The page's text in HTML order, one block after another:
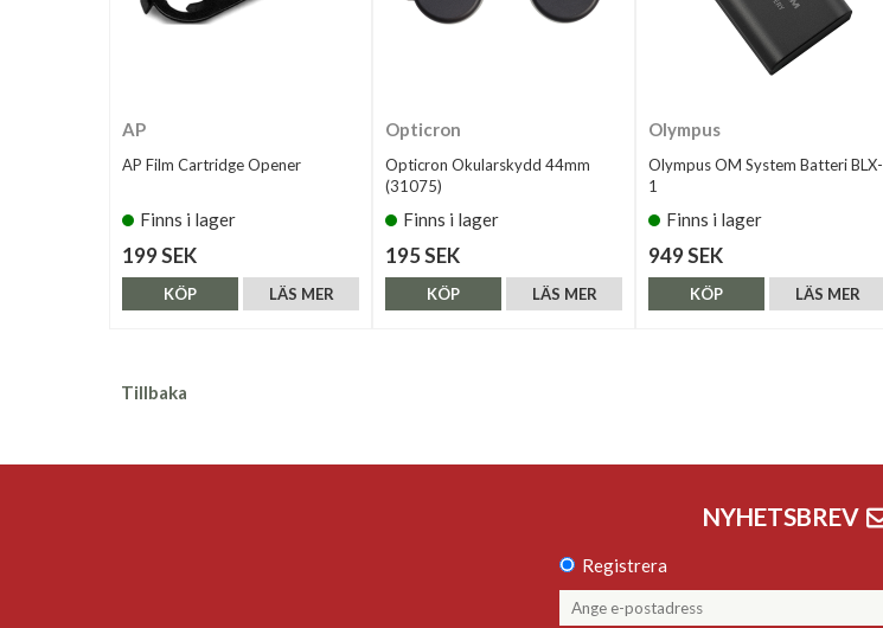
AP
AP Film Cartridge Opener
Finns i lager
199 SEK
LÄS MER
KÖP
Opticron
Opticron Okularskydd 44mm
(31075)
Finns i lager
195 SEK
LÄS MER
KÖP
Olympus
Olympus OM System Batteri BLX-
1
Finns i lager
949 SEK
LÄS MER
KÖP
Tillbaka
NYHETSBREV
Registrera